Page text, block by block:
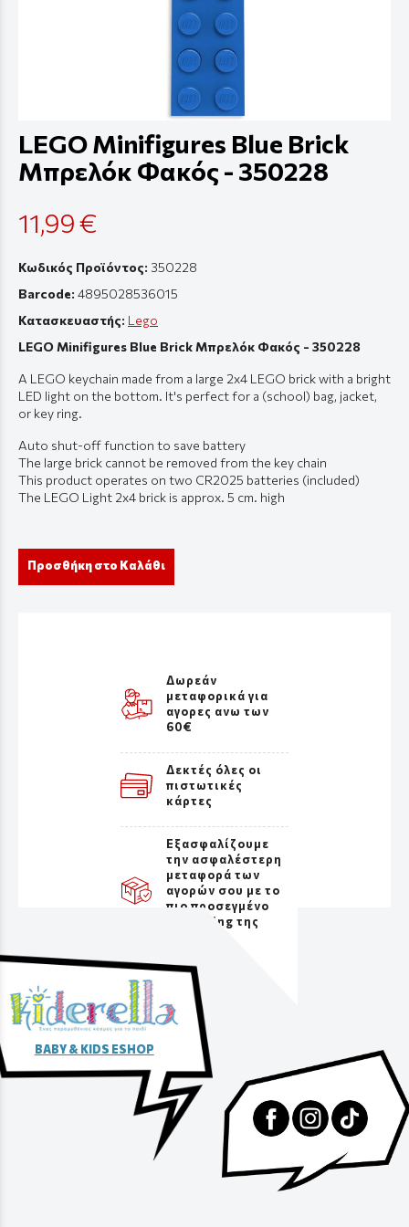
LEGO Minifigures Blue Brick
Μπρελόκ Φακός - 350228
11,99 €
Κωδικός Προϊόντος: 350228
Barcode: 4895028536015
Κατασκευαστής: Lego
LEGO Minifigures Blue Brick Μπρελόκ Φακός - 350228
A LEGO keychain made from a large 2x4 LEGO brick with a bright
LED light on the bottom. It's perfect for a (school) bag, jacket,
or key ring.
Auto shut-off function to save battery
The large brick cannot be removed from the key chain
This product operates on two CR2025 batteries (included)
The LEGO Light 2x4 brick is approx. 5 cm. high
Προσθήκη στο Καλάθι
Δωρεάν
μεταφορικά για
αγορες ανω των
60€
Δεκτές όλες οι
πιστωτικές
κάρτες
Εξασφαλίζουμε
την ασφαλέστερη
μεταφορά των
αγορών σου με το
πιο προσεγμένο
packaging της
BABY & KIDS ESHOP